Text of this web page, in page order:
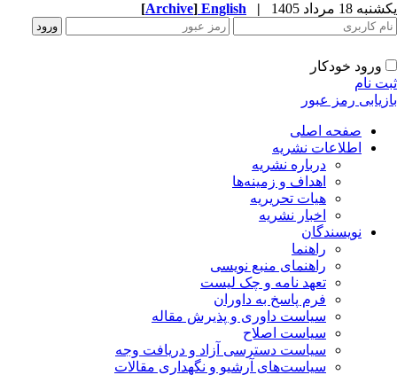
18 مرداد 1405 |
English
[Archive]
ورود خودکار
نام
رمز عبور
صفحه اصلی
اطلاعات نشریه
درباره نشریه
اهداف و زمینه‌ها
هیات تحریریه
اخبار نشریه
نویسندگان
راهنما
راهنمای منبع نویسی
تعهد نامه و چک لیست
فرم پاسخ به داوران
سیاست داوری و پذیرش مقاله
سیاست اصلاح
سیاست دسترسی آزاد و دریافت وجه
سیاست‌های آرشیو و نگهداری مقالات